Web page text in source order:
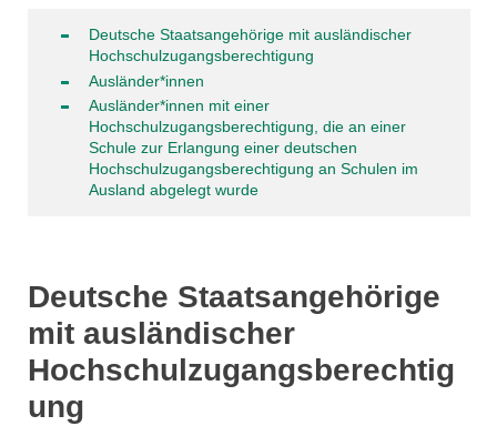
Deutsche Staatsangehörige mit ausländischer
Hochschulzugangsberechtigung
Ausländer*innen
Ausländer*innen mit einer
Hochschulzugangsberechtigung, die an einer
Schule zur Erlangung einer deutschen
Hochschulzugangsberechtigung an Schulen im
Ausland abgelegt wurde
Deutsche Staatsangehörige
mit ausländischer
Hochschulzugangsberechtig
ung